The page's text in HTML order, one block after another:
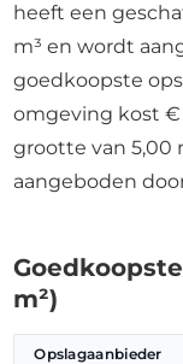
heeft een
m³ en wordt
goedkoopste
omgeving kost €
grootte van 5,00
aangeboden
m²)
Opslagaanbieder